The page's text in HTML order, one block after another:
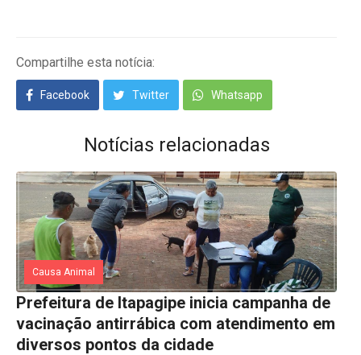
Compartilhe esta notícia:
Facebook Twitter Whatsapp
Notícias relacionadas
Causa Animal
Prefeitura de Itapagipe inicia campanha de
vacinação antirrábica com atendimento em
diversos pontos da cidade